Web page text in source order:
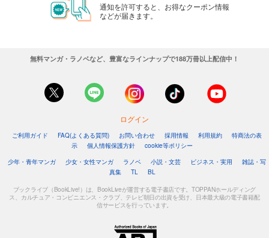
通知を許可すると、お得なクーポン情報
などが届きます。
無料マンガ・ラノベなど、豊富なラインナップで188万冊以上配信中！
ログイン
ご利用ガイド FAQ(よくある質問) お問い合わせ 採用情報 利用規約
特商法の表
示
個人情報保護方針
cookie等ポリシー
少年・青年マンガ
少女・女性マンガ ラノベ 小説・文芸 ビジネス・実用
雑誌・写
真集
TL BL
ブックライブ（BookLive!）は、BookLiveが運営する電子書店です。TOPPANホールディング
ス、カルチュア・コンビニエンス・クラブ、テレビ朝日の出資を受け、日本最大級の電子書籍配
信サービスを行っています。